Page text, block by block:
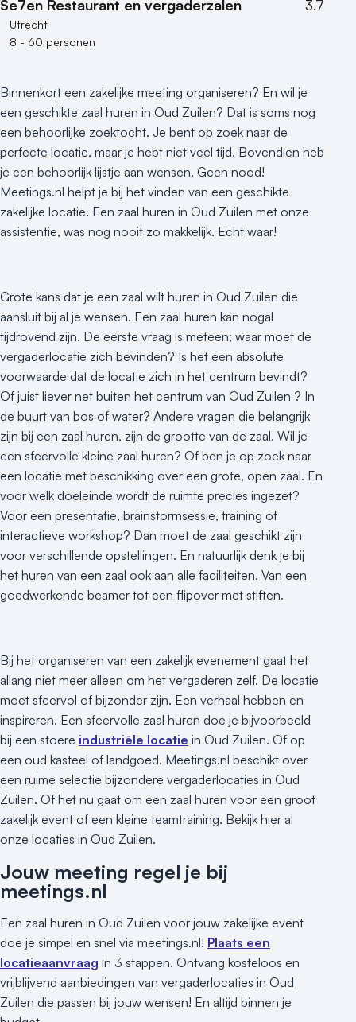
Se7en Restaurant en vergaderzalen 3.7
Utrecht
8 - 60 personen
Binnenkort een zakelijke meeting organiseren? En wil je
een geschikte zaal huren in Oud Zuilen? Dat is soms nog
een behoorlijke zoektocht. Je bent op zoek naar de
perfecte locatie, maar je hebt niet veel tijd. Bovendien heb
je een behoorlijk lijstje aan wensen. Geen nood!
Meetings.nl helpt je bij het vinden van een geschikte
zakelijke locatie. Een zaal huren in Oud Zuilen met onze
assistentie, was nog nooit zo makkelijk. Echt waar!
Grote kans dat je een zaal wilt huren in Oud Zuilen die
aansluit bij al je wensen. Een zaal huren kan nogal
tijdrovend zijn. De eerste vraag is meteen; waar moet de
vergaderlocatie zich bevinden? Is het een absolute
voorwaarde dat de locatie zich in het centrum bevindt?
Of juist liever net buiten het centrum van Oud Zuilen ? In
de buurt van bos of water? Andere vragen die belangrijk
zijn bij een zaal huren, zijn de grootte van de zaal. Wil je
een sfeervolle kleine zaal huren? Of ben je op zoek naar
een locatie met beschikking over een grote, open zaal. En
voor welk doeleinde wordt de ruimte precies ingezet?
Voor een presentatie, brainstormsessie, training of
interactieve workshop? Dan moet de zaal geschikt zijn
voor verschillende opstellingen. En natuurlijk denk je bij
het huren van een zaal ook aan alle faciliteiten. Van een
goedwerkende beamer tot een flipover met stiften.
Bij het organiseren van een zakelijk evenement gaat het
allang niet meer alleen om het vergaderen zelf. De locatie
moet sfeervol of bijzonder zijn. Een verhaal hebben en
inspireren. Een sfeervolle zaal huren doe je bijvoorbeeld
bij een stoere industriële locatie in Oud Zuilen. Of op
een oud kasteel of landgoed. Meetings.nl beschikt over
een ruime selectie bijzondere vergaderlocaties in Oud
Zuilen. Of het nu gaat om een zaal huren voor een groot
zakelijk event of een kleine teamtraining. Bekijk hier al
onze locaties in Oud Zuilen.
Jouw meeting regel je bij
meetings.nl
Een zaal huren in Oud Zuilen voor jouw zakelijke event
doe je simpel en snel via meetings.nl! Plaats een
locatieaanvraag in 3 stappen. Ontvang kosteloos en
vrijblijvend aanbiedingen van vergaderlocaties in Oud
Zuilen die passen bij jouw wensen! En altijd binnen je